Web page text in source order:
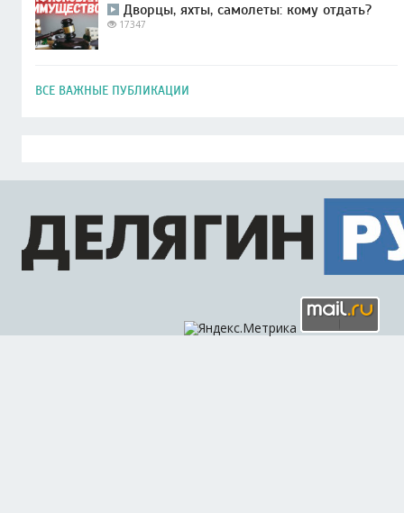
Дворцы, яхты, самолеты: кому отдать?
17347
ВСЕ ВАЖНЫЕ ПУБЛИКАЦИИ